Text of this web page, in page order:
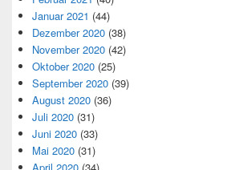
Januar 2021 (44)
Dezember 2020 (38)
November 2020 (42)
Oktober 2020 (25)
September 2020 (39)
August 2020 (36)
Juli 2020 (31)
Juni 2020 (33)
Mai 2020 (31)